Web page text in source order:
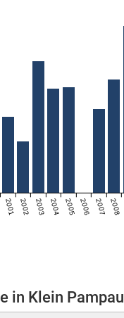
2001 2002 2003 2004 2005 2006 2007 2008
in Klein Pampau